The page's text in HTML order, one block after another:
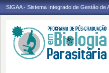
SIGAA - Sistema Integrado de Gestão de